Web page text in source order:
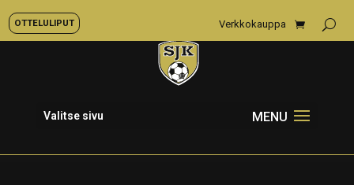
OTTELULIPUT Verkkokauppa
Valitse sivu